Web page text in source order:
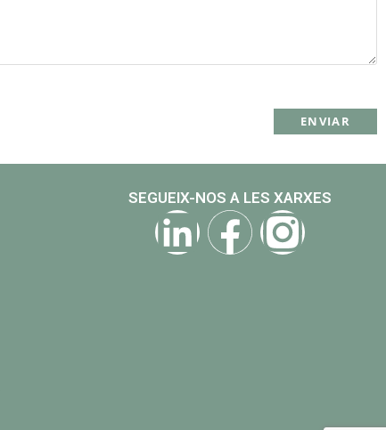
SEGUEIX-NOS A LES XARXES